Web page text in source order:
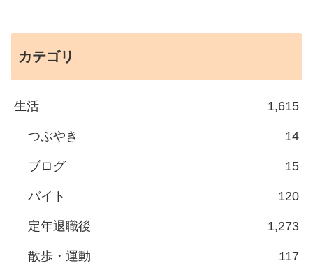
カテゴリ
生活 1,615
つぶやき 14
ブログ 15
バイト 120
定年退職後 1,273
散歩・運動 117